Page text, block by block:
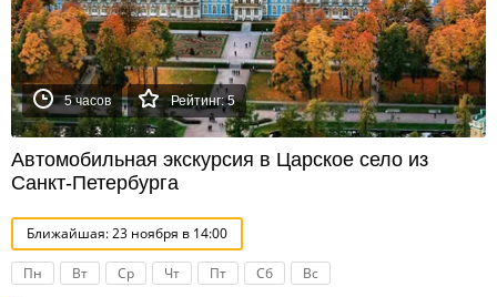
5 часов Рейтинг: 5
Автомобильная экскурсия в Царское село из
Санкт-Петербурга
Ближайшая: 23 ноября в 14:00
Пн Вт Ср Чт Пт Сб
Вс